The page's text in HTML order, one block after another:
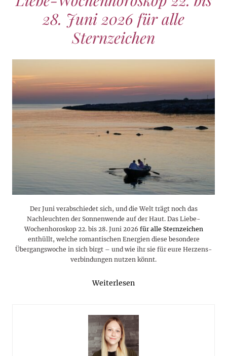
28. Juni 2026 für alle
Sternzeichen
Der Juni verabschiedet sich, und die Welt trägt noch das
Nachleuchten der Sonnenwende auf der Haut. Das Liebe-
Wochenhoroskop 22. bis 28. Juni 2026 für alle Sternzeichen
enthüllt, welche romantischen Energien diese besondere
Übergangs­woche in sich birgt – und wie ihr sie für eure Herzens­
verbindungen nutzen könnt.
Weiterlesen